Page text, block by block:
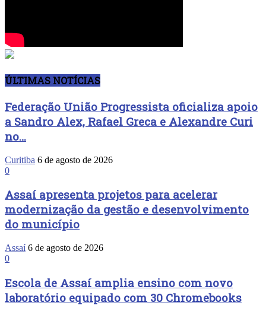
ÚLTIMAS NOTÍCIAS
Federação União Progressista oficializa apoio
a Sandro Alex, Rafael Greca e Alexandre Curi
no...
Curitiba 6 de agosto de 2026
0
Assaí apresenta projetos para acelerar
modernização da gestão e desenvolvimento
do município
Assaí 6 de agosto de 2026
0
Escola de Assaí amplia ensino com novo
laboratório equipado com 30 Chromebooks